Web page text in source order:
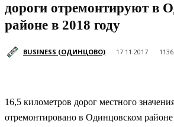
дороги отремонтируют в
районе в 2018 году
BUSINESS (ОДИНЦОВО) 17.11.2017 1136
16,5 километров дорог местного
отремонтировано в Одинцовском районе